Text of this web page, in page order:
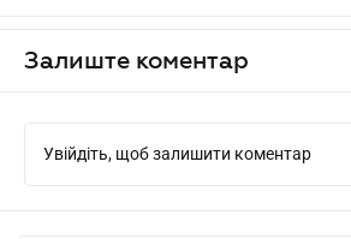
Залиште коментар
Увійдіть, щоб залишити коментар